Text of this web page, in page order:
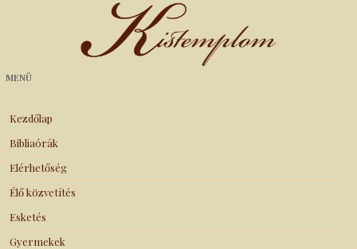
Kistemplom
MENÜ
Kezdőlap
Bibliaórák
Elérhetőség
Élő közvetítés
Esketés
Gyermekek